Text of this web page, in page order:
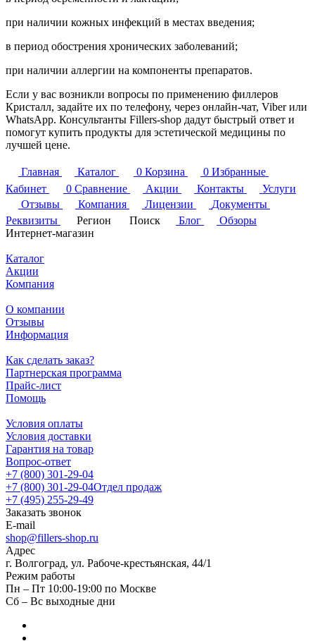
при наличии кожных инфекций в местах введения;
в период обострения хронических заболеваний;
при наличии аллергии на компоненты препаратов.
Если у вас возникли вопросы по применению филлеров
Кристалл, задайте их по телефону, через онлайн-чат, Viber или
WhatsApp. Консультанты Fillers-shop дадут быстрый ответ и
помогут купить продукты для эстетической медицины по
лучшей цене.
Главная Каталог 0 Корзина 0 Избранные
Кабинет
0 Сравнение Акции Контакты
Услуги
Отзывы
Компания Лицензии
Документы
Реквизиты
Регион Поиск Блог
Обзоры
Интернет-магазин
Каталог
Акции
Компания
О компании
Отзывы
Информация
Как сделать заказ?
Партнерская программа
Прайс-лист
Помощь
Условия оплаты
Условия доставки
Гарантия на товар
Вопрос-ответ
+7 (800) 301-29-04
+7 (800) 301-29-04Отдел продаж
+7 (495) 255-29-49
Заказать звонок
E-mail
shop@fillers-shop.ru
Адрес
г. Волгоград, ул. Рабоче-крестьянская, 44/1
Режим работы
Пн – Пт 10:00-19:00 по Москве
Сб – Вс выходные дни